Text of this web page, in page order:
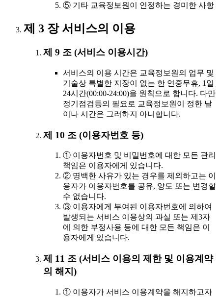
⑤ 기타 교육정보원이 인정하는 경미한 사항
제 3 장 서비스의 이용
제 9 조 (서비스 이용시간)
서비스의 이용 시간은 교육정보원의 업무 및
기술상 특별한 지장이 없는 한 연중무휴, 1일
24시간(00:00-24:00)을 원칙으로 합니다. 다만
정기점검등의 필요로 교육정보원이 정한 날
이나 시간은 그러하지 아니합니다.
제 10 조 (이용자번호 등)
① 이용자번호 및 비밀번호에 대한 모든 관리
책임은 이용자에게 있습니다.
② 명백한 사유가 있는 경우를 제외하고는 이
용자가 이용자번호를 공유, 양도 또는 변경할
수 없습니다.
③ 이용자에게 부여된 이용자번호에 의하여
발생되는 서비스 이용상의 과실 또는 제3자
에 의한 부정사용 등에 대한 모든 책임은 이
용자에게 있습니다.
제 11 조 (서비스 이용의 제한 및 이용계약
의 해지)
① 이용자가 서비스 이용계약을 해지하고자